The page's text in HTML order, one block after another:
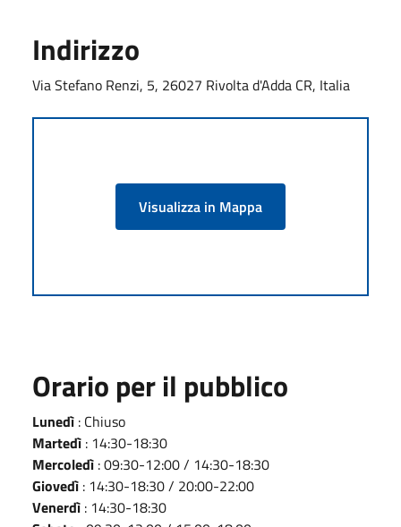
Indirizzo
Via Stefano Renzi, 5, 26027 Rivolta d'Adda CR, Italia
Visualizza in Mappa
Orario per il pubblico
Lunedì : Chiuso
Martedì : 14:30-18:30
Mercoledì : 09:30-12:00 / 14:30-18:30
Giovedì : 14:30-18:30 / 20:00-22:00
Venerdì : 14:30-18:30